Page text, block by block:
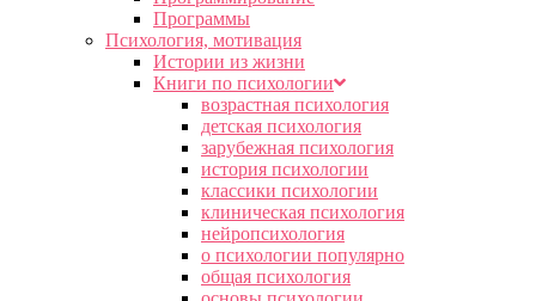
Программы
Психология, мотивация
Истории из жизни
Книги по психологии
возрастная психология
детская психология
зарубежная психология
история психологии
классики психологии
клиническая психология
нейропсихология
о психологии популярно
общая психология